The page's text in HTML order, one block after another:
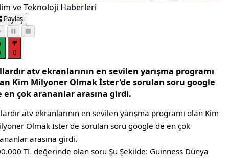
ve Teknoloji Haberleri
Paylaş
0
atv ekranlarının en sevilen yarışma programı
Kim Milyoner Olmak İster'de sorulan soru google
en çok arananlar arasına girdi.
atv ekranlarının en sevilen yarışma programı olan Kim
Olmak İster'de sorulan soru google de en çok
arasına girdi.
TL değerinde olan soru Şu Şekilde: Guinness Dünya